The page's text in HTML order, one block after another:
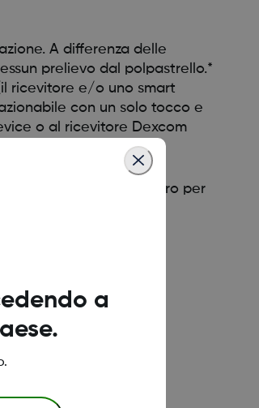
A differenza delle
prelievo dal polpastrello.*
ricevitore e/o uno smart
con un solo tocco e
o al ricevitore Dexcom
usate un glucometro per
a